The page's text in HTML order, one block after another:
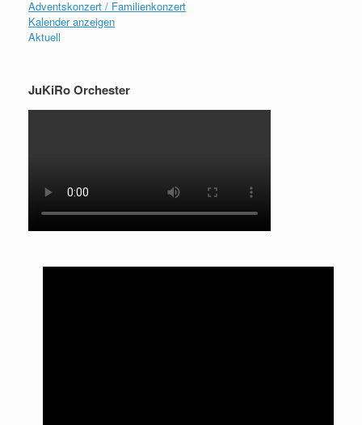
Adventskonzert / Familienkonzert
Kalender anzeigen
Aktuell
JuKiRo Orchester